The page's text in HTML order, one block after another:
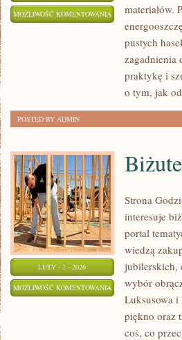
MOŻLIWOŚĆ KOMENTOWANIA TARASY
BALKONY
materiałów.
pustych
zagadnienia
praktykę i
o tym, jak
POSTED BY ADMIN
LUTY - 1 - 2026
MOŻLIWOŚĆ KOMENTOWANIA BIŻUTERIA
KULTURZE
Strona
interesuje
portal
wiedzą
jubilerskich,
wybór
Luksusowa
piękno oraz
coś, co